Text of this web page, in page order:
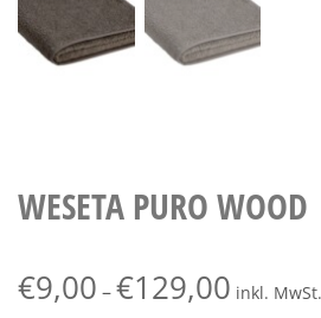
WESETA PURO WOOD
€9,00 –€129,00 inkl.